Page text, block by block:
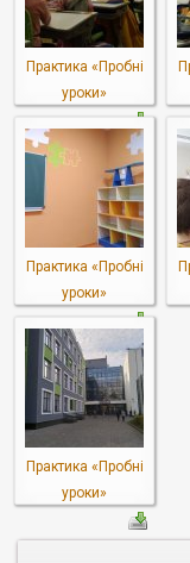
Практика «Пробні
уроки»
Практика «Пробні
уроки»
Практика «Пробні
уроки»